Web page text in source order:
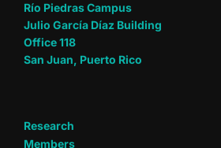
Río Piedras Campus
Julio García Díaz Building
Office 118
San Juan, Puerto Rico
Research
Members